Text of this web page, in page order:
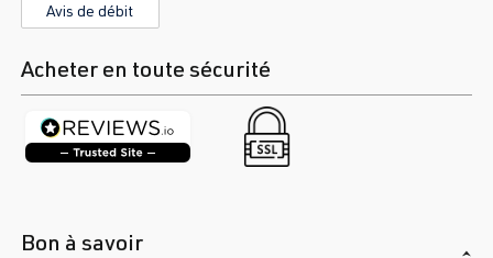
Avis de débit
Acheter en toute sécurité
Bon à savoir